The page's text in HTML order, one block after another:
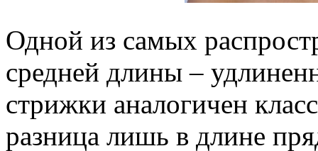
Одной из самых
средней длины –
стрижки аналогичен
разница лишь в длине